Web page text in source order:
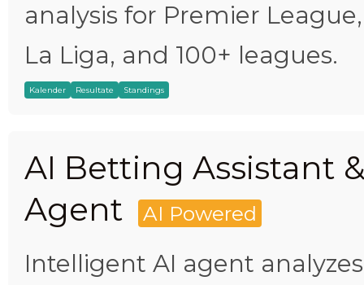
analysis for Premier League,
La Liga, and 100+ leagues.
Kalender Resultate Standings
AI Betting Assistant
Agent
AI Powered
Intelligent AI agent analyzes